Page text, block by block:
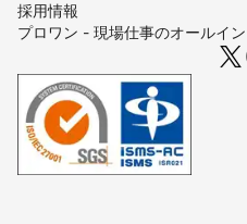
採用情報
プロワン - 現場仕事のオールイ